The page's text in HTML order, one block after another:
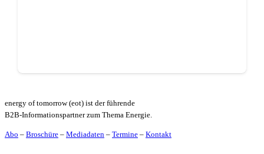
energy of tomorrow (eot) ist der führende
B2B-Informationspartner zum Thema Energie.
Abo – Broschüre – Mediadaten – Termine – Kontakt